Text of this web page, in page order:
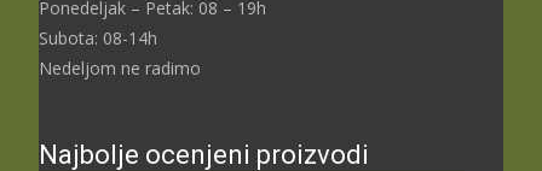
Ponedeljak – Petak: 08 – 19h
Subota: 08-14h
Nedeljom ne radimo
Najbolje ocenjeni proizvodi